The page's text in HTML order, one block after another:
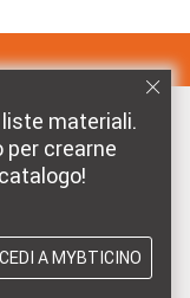
liste materiali.
crearne
A MYBTICINO
DA BTICINO